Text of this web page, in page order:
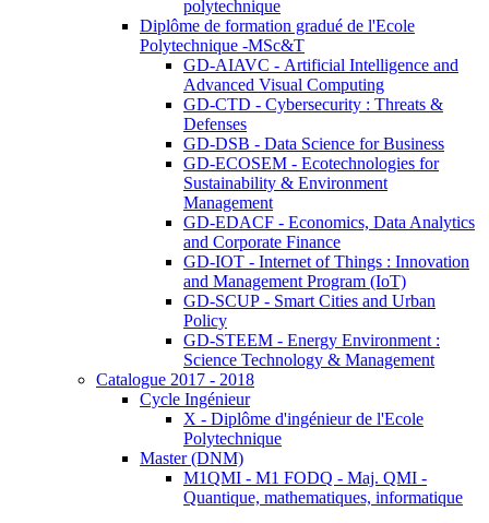
polytechnique
Diplôme de formation gradué de l'Ecole
Polytechnique -MSc&T
GD-AIAVC - Artificial Intelligence and
Advanced Visual Computing
GD-CTD - Cybersecurity : Threats &
Defenses
GD-DSB - Data Science for Business
GD-ECOSEM - Ecotechnologies for
Sustainability & Environment
Management
GD-EDACF - Economics, Data Analytics
and Corporate Finance
GD-IOT - Internet of Things : Innovation
and Management Program (IoT)
GD-SCUP - Smart Cities and Urban
Policy
GD-STEEM - Energy Environment :
Science Technology & Management
Catalogue 2017 - 2018
Cycle Ingénieur
X - Diplôme d'ingénieur de l'Ecole
Polytechnique
Master (DNM)
M1QMI - M1 FODQ - Maj. QMI -
Quantique, mathematiques, informatique